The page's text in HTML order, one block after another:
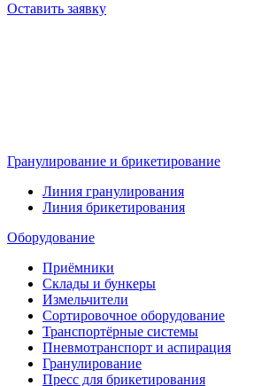
Оставить заявку
Гранулирование и брикетирование
Линия гранулирования
Линия брикетирования
Оборудование
Приёмники
Склады и бункеры
Измельчители
Сортировочное оборудование
Транспортёрные системы
Пневмотранспорт и аспирация
Гранулирование
Пресс для брикетирования